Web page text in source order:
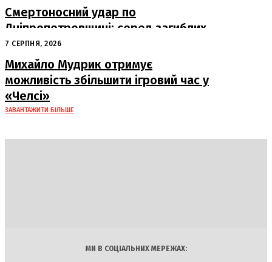
Смертоносний удар по
Дніпропетровщині: серед загиблих
– працівники «Укрпошти»
7 СЕРПНЯ, 2026
Михайло Мудрик отримує
можливість збільшити ігровий час у
«Челсі»
ЗАВАНТАЖИТИ БІЛЬШЕ
МИ В СОЦІАЛЬНИХ МЕРЕЖАХ: